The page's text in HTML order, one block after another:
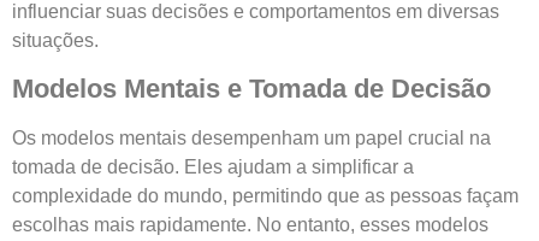
influenciar suas decisões e comportamentos em diversas
situações.
Modelos Mentais e Tomada de Decisão
Os modelos mentais desempenham um papel crucial na
tomada de decisão. Eles ajudam a simplificar a
complexidade do mundo, permitindo que as pessoas façam
escolhas mais rapidamente. No entanto, esses modelos